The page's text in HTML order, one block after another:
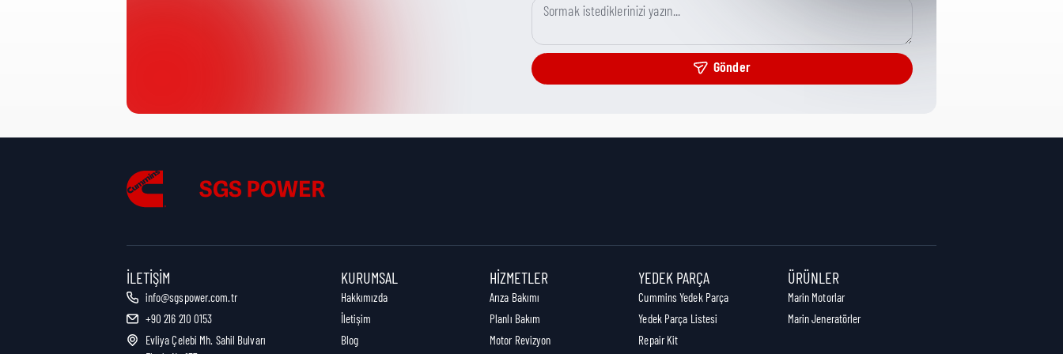
Bearings
Nakliye Yüksekliği:
Nakliye Uzunluğu:
Nakliye Ağırlığı:
Gönder
İLETIŞIM
info@sgspower.com.tr
+90 216 210 0153
Evliya Çelebi Mh. Sahil Bulvarı
KURUMSAL
Hakkımızda
İletişim
Blog
HIZMETLER
Arıza Bakımı
Planlı Bakım
Motor Revizyon
YEDEK PARÇA
Cummins Yedek Parça
Yedek Parça Listesi
Repair Kit
ÜRÜNLER
Marin Motorlar
Marin Jeneratörler